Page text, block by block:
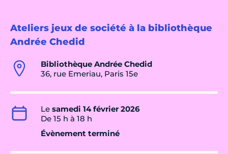
Ateliers jeux de société à la bibliothèque
Andrée Chedid
Bibliothèque Andrée Chedid
36, rue Emeriau, Paris 15e
Le samedi 14 février 2026
De 15 h à 18 h
Évènement terminé